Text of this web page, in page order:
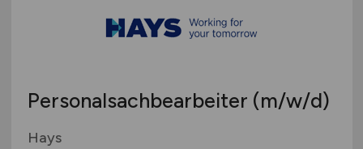
Personalsachbearbeiter (m/w/d)
Hays